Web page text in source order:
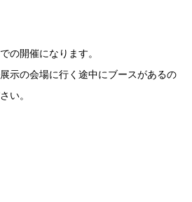
の開催になります。
示の会場に行く途中にブースがあるの
い。